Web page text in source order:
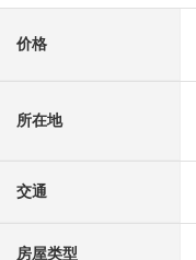
价格
所在地
交通
房屋类型